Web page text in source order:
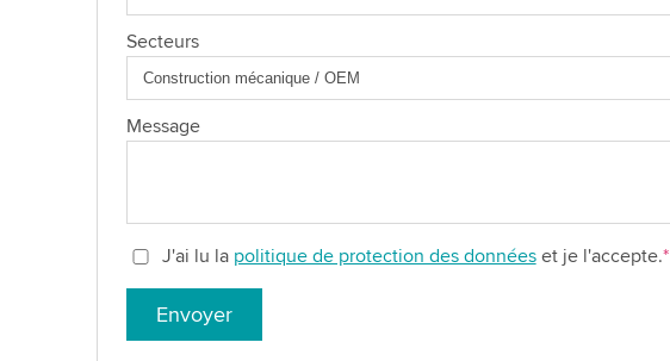
Secteurs
Message
J'ai lu la politique de protection des donnéeset je l'accepte.*
Envoyer